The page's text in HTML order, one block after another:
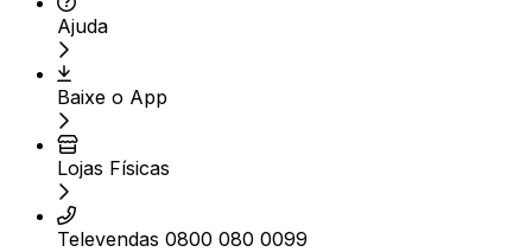
Ajuda
Baixe o App
Lojas Físicas
Televendas 0800 080 0099